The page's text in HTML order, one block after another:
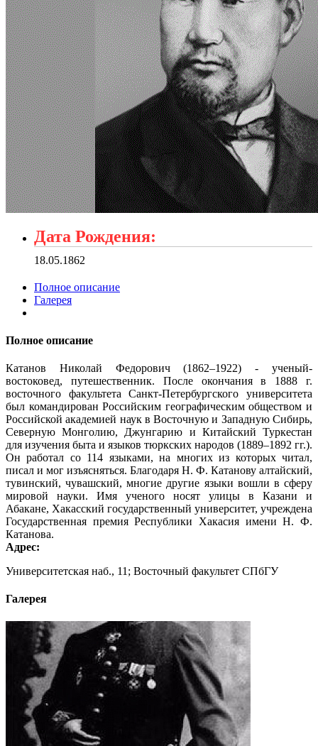
Дата Рождения:
18.05.1862
Полное описание
Галерея
Полное описание
Катанов Николай Федорович (1862–1922) - ученый-
востоковед, путешественник. После окончания в 1888 г.
восточного факультета Санкт-Петербургского университета
был командирован Российским географическим обществом и
Российской академией наук в Восточную и Западную Сибирь,
Северную Монголию, Джунгарию и Китайский Туркестан
для изучения быта и языков тюркских народов (1889–1892 гг.).
Он работал со 114 языками, на многих из которых читал,
писал и мог изъясняться. Благодаря Н. Ф. Катанову алтайский,
тувинский, чувашский, многие другие языки вошли в сферу
мировой науки. Имя ученого носят улицы в Казани и
Абакане, Хакасский государственный университет, учреждена
Государственная премия Республики Хакасия имени Н. Ф.
Катанова.
Адрес:
Университетская наб., 11; Восточный факультет СПбГУ
Галерея